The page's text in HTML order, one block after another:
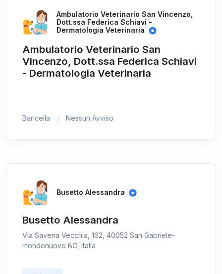
Ambulatorio Veterinario San Vincenzo,
Dott.ssa Federica Schiavi -
Dermatologia Veterinaria
Ambulatorio Veterinario San
Vincenzo, Dott.ssa Federica Schiavi
- Dermatologia Veterinaria
Baricella Nessun Avviso
Busetto Alessandra
Busetto Alessandra
Via Savena Vecchia, 162, 40052 San Gabriele-
mondonuovo BO, Italia